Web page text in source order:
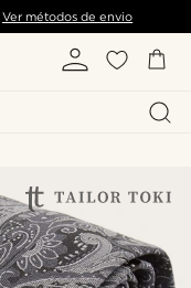
Ver métodos de envio